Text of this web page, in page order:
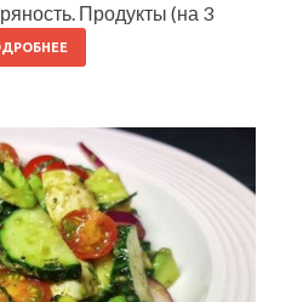
Продукты (на 3